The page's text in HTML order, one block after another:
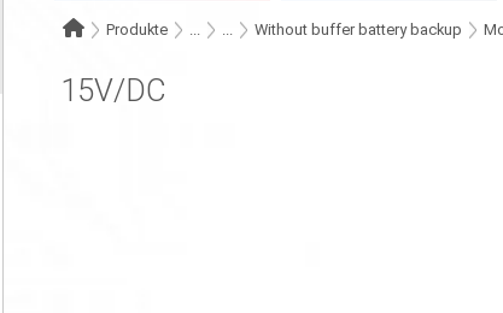
Produkte ... ... Without buffer battery backup
15V/DC